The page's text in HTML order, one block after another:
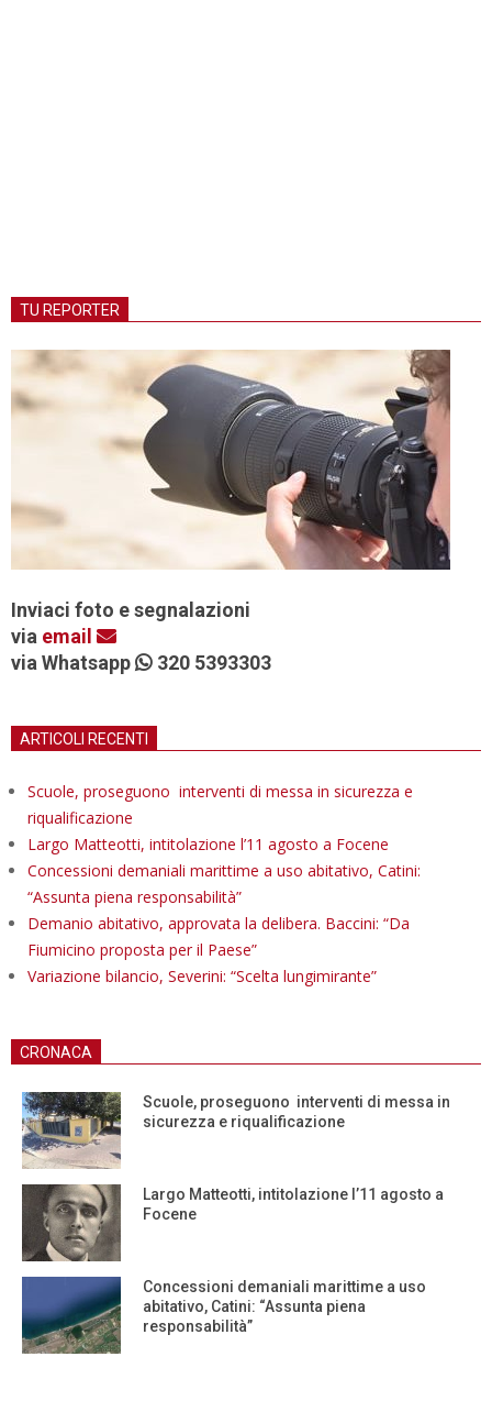
TU REPORTER
Inviaci foto e segnalazioni
via email
via Whatsapp
320 5393303
ARTICOLI RECENTI
Scuole, proseguono interventi di messa in sicurezza e
riqualificazione
Largo Matteotti, intitolazione l’11 agosto a Focene
Concessioni demaniali marittime a uso abitativo, Catini:
“Assunta piena responsabilità”
Demanio abitativo, approvata la delibera. Baccini: “Da
Fiumicino proposta per il Paese”
Variazione bilancio, Severini: “Scelta lungimirante”
CRONACA
Scuole, proseguono interventi di messa in
sicurezza e riqualificazione
Largo Matteotti, intitolazione l’11 agosto a
Focene
Concessioni demaniali marittime a uso
abitativo, Catini: “Assunta piena
responsabilità”